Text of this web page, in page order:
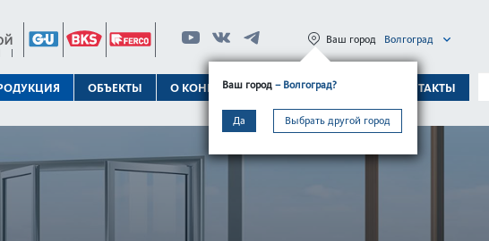
ОБЪЕКТЫ О КОНЦЕРНЕ ТЕХПОДДЕРЖКА КОНТАКТЫ
Ваш город – Волгоград?
Да Выбрать другой город
Ваш город Волгоград